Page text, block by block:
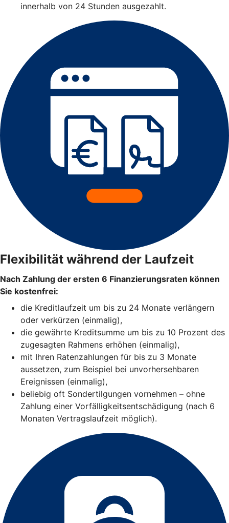
innerhalb von 24 Stunden ausgezahlt.
Flexibilität während der Laufzeit
Nach Zahlung der ersten 6 Finanzierungsraten können
Sie kostenfrei:
die Kreditlaufzeit um bis zu 24 Monate verlängern
oder verkürzen (einmalig),
die gewährte Kreditsumme um bis zu 10 Prozent des
zugesagten Rahmens erhöhen (einmalig),
mit Ihren Ratenzahlungen für bis zu 3 Monate
aussetzen, zum Beispiel bei unvorhersehbaren
Ereignissen (einmalig),
beliebig oft Sondertilgungen vornehmen – ohne
Zahlung einer Vorfälligkeitsentschädigung (nach 6
Monaten Vertragslaufzeit möglich).